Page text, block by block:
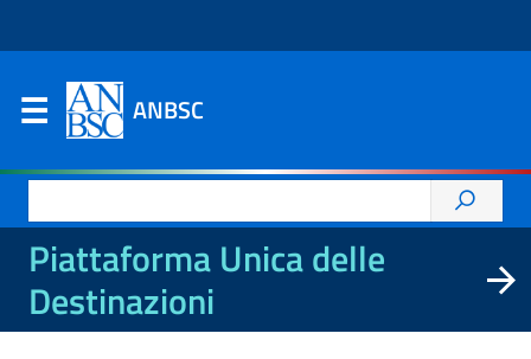
ANBSC
per:
Piattaforma Unica delle
Destinazioni